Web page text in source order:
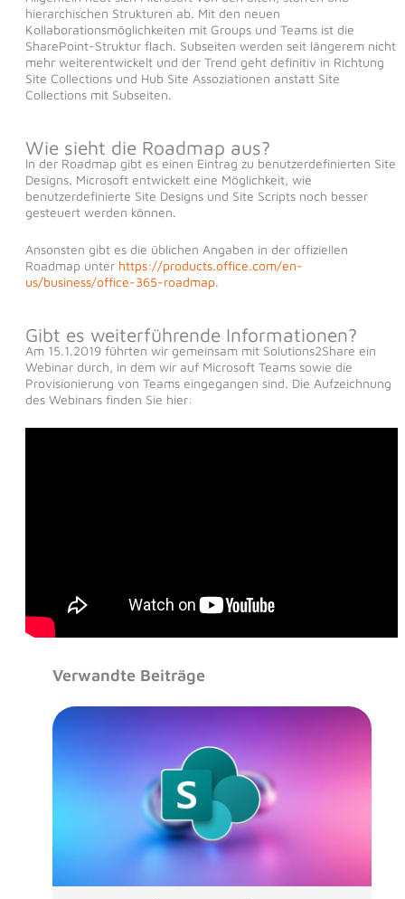
hierarchischen Strukturen ab. Mit den neuen
Kollaborationsmöglichkeiten mit Groups und Teams ist die
SharePoint-Struktur flach. Subseiten werden seit längerem nicht
mehr weiterentwickelt und der Trend geht definitiv in Richtung
Site Collections und Hub Site Assoziationen anstatt Site
Collections mit Subseiten.
Wie sieht die Roadmap aus?
In der Roadmap gibt es einen Eintrag zu benutzerdefinierten Site
Designs. Microsoft entwickelt eine Möglichkeit, wie
benutzerdefinierte Site Designs und Site Scripts noch besser
gesteuert werden können.
Ansonsten gibt es die üblichen Angaben in der offiziellen
Roadmap unter https://products.office.com/en-
us/business/office-365-roadmap.
Gibt es weiterführende Informationen?
Am 15.1.2019 führten wir gemeinsam mit Solutions2Share ein
Webinar durch, in dem wir auf Microsoft Teams sowie die
Provisionierung von Teams eingegangen sind. Die Aufzeichnung
des Webinars finden Sie hier:
Verwandte Beiträge